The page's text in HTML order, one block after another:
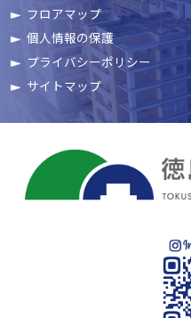
フロアマップ
個人情報の保護
プライバシーポリシー
サイトマップ